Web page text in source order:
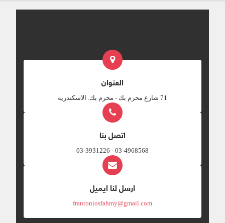
العنوان
‎71 شارع محرم بك - محرم بك. الاسكندريه
اتصل بنا
03-4968568 - 03-3931226
ارسل لنا ايميل
frantoniosfahmy@gmail.com